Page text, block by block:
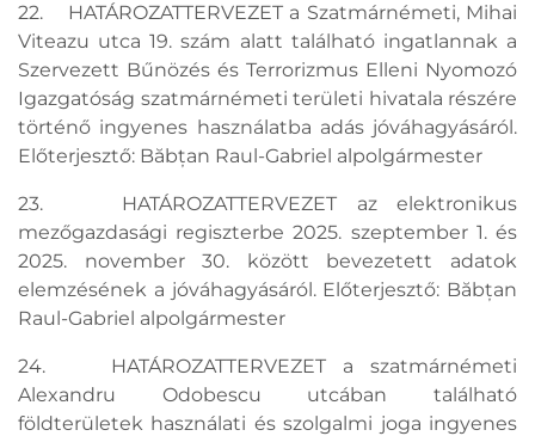
22. HATÁROZATTERVEZET a Szatmárnémeti, Mihai
Viteazu utca 19. szám alatt található ingatlannak a
Szervezett Bűnözés és Terrorizmus Elleni Nyomozó
Igazgatóság szatmárnémeti területi hivatala részére
történő ingyenes használatba adás jóváhagyásáról.
Előterjesztő: Băbțan Raul-Gabriel alpolgármester
23. HATÁROZATTERVEZET az elektronikus
mezőgazdasági regiszterbe 2025. szeptember 1. és
2025. november 30. között bevezetett adatok
elemzésének a jóváhagyásáról. Előterjesztő: Băbțan
Raul-Gabriel alpolgármester
24. HATÁROZATTERVEZET a szatmárnémeti
Alexandru Odobescu utcában található
földterületek használati és szolgalmi joga ingyenes